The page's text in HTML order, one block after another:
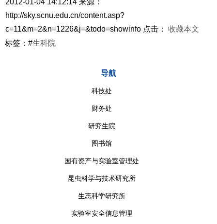
2012-01-04 14:12:14 来源：
http://sky.scnu.edu.cn/content.asp?
c=11&m=2&n=1226&j=&todo=showinfo 点击：
收藏本文
标签：#生科院
导航
科技处
财务处
研究生院
图书馆
国有资产与实验室管理处
昆虫科学与技术研究所
生态科学研究所
实验室安全信息管理